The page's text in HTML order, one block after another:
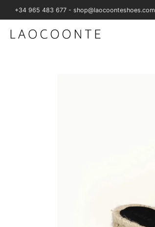
+34 965 483 677 - shop@laocoonteshoes.com